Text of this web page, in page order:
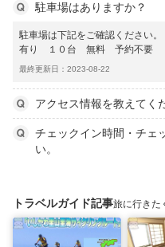
駐車場はありますか？
駐車場は下記をご確認ください。
有り １０台 無料 予約不要
最終更新日：2023-08-22
アクセス情報を教えてく
チェックイン時間・チェ
い。
トラベルガイド記事旅に行きた